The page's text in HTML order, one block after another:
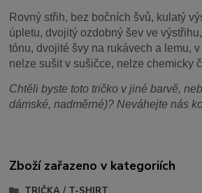
Rovný střih, bez bočních švů, kulatý
úpletu, dvojitý ozdobný šev ve
tónu, dvojité švy na rukávech a lemu, v
nelze sušit v sušičce, nelze chemicky
Chtěli byste toto tričko v jiné barvě,
dámské, nadměrné)? Neváhejte nás
Zboží zařazeno v kategoriích